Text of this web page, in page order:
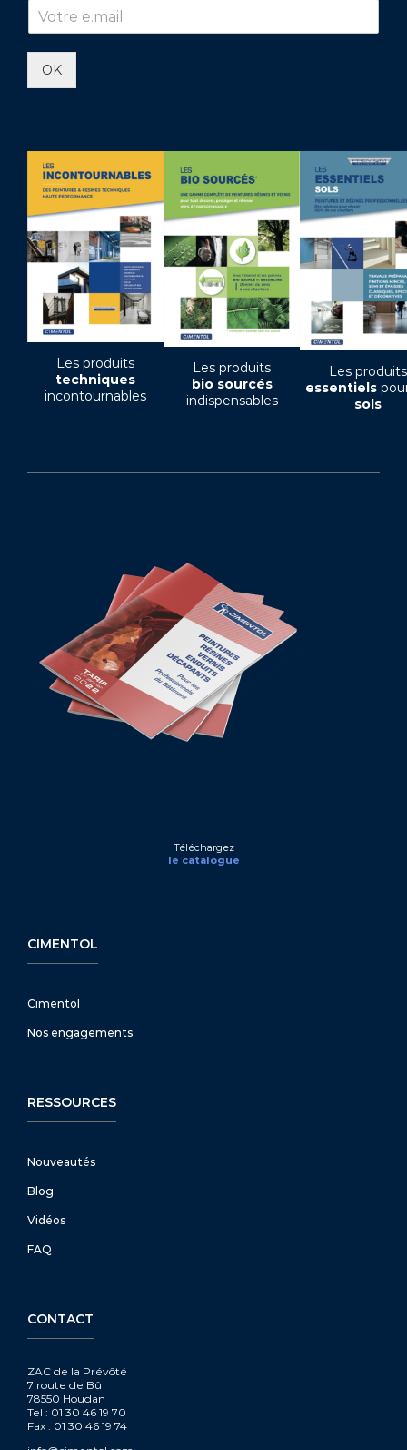
OK
Les produits
techniques
incontournables
Les produits
bio sourcés
indispensables
Les produits
essentiels
sols
Téléchargez
le catalogue
CIMENTOL
Cimentol
Nos engagements
RESSOURCES
Nouveautés
Blog
Vidéos
FAQ
CONTACT
ZAC de la Prévôté
7 route de Bû
78550 Houdan
Tel : 01 30 46 19 70
Fax : 01 30 46 19 74